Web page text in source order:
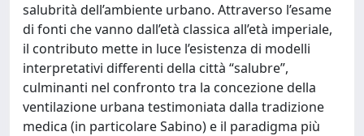
salubrità dell’ambiente urbano. Attraverso l’esame
di fonti che vanno dall’età classica all’età imperiale,
il contributo mette in luce l’esistenza di modelli
interpretativi differenti della città “salubre”,
culminanti nel confronto tra la concezione della
ventilazione urbana testimoniata dalla tradizione
medica (in particolare Sabino) e il paradigma più